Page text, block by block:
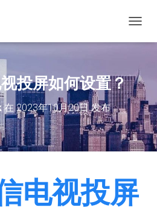
换
投屏如何设置？
在2023年10月20日发布
电视投屏